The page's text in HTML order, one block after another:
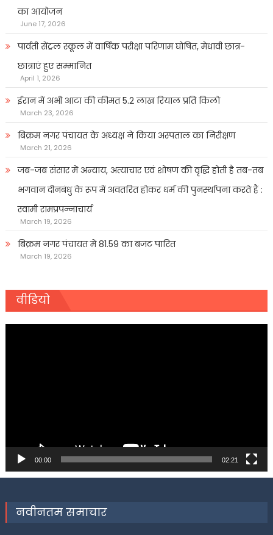
का आयोजन
June 17, 2026
पार्वती सेंट्रल स्कूल में वार्षिक परीक्षा परिणाम घोषित, मेधावी छात्र-
छात्राएं हुए सम्मानित
April 1, 2026
ईरान में अभी आटा की कीमत 5.2 लाख रियाल प्रति किलो
March 23, 2026
बिक्रम नगर पंचायत के अध्यक्ष ने किया अस्पताल का निरीक्षण
March 21, 2026
जब-जब संसार में अन्याय, अत्याचार एवं शोषण की वृद्धि होती है तब-तब
भगवान दीनबंधु के रूप में अवतरित होकर धर्म की पुनर्स्थापना करते हैं :
स्वामी रामप्रपन्नाचार्य
March 19, 2026
बिक्रम नगर पंचायत में 81.59 का बजट पारित
March 19, 2026
वीडियो
00:00 02:21
नवीनतम समाचार